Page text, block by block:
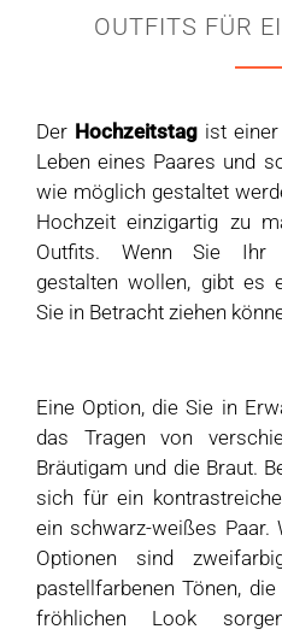
OUTFITS FÜR
Der Hochzeitstagist einer
Leben eines Paares und
wie möglich gestaltet
Hochzeit einzigartig zu
Outfits. Wenn Sie Ihr
gestalten wollen, gibt es
Sie in Betracht ziehen
Eine Option, die Sie in
das Tragen von
Bräutigam und die Braut.
sich für ein
ein schwarz-weißes Paar.
Optionen sind
pastellfarbenen Tönen,
fröhlichen Look